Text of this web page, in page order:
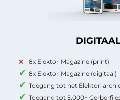
8x Elektor Magazine (print)
8x Elektor Magazine (digitaal)
Toegang tot het Elektor-
Toegang tot 5.000+